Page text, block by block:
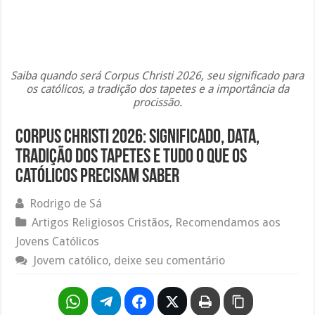
Saiba quando será Corpus Christi 2026, seu significado para
os católicos, a tradição dos tapetes e a importância da
procissão.
Corpus Christi 2026: significado, data,
tradição dos tapetes e tudo o que os
católicos precisam saber
Rodrigo de Sá
Artigos Religiosos Cristãos, Recomendamos aos
Jovens Católicos
Jovem católico, deixe seu comentário